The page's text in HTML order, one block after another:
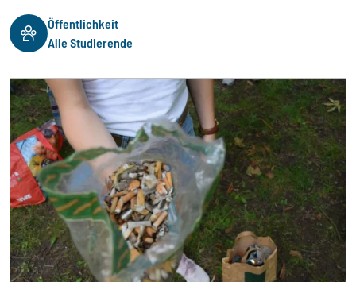
Öffentlichkeit
Alle Studierende